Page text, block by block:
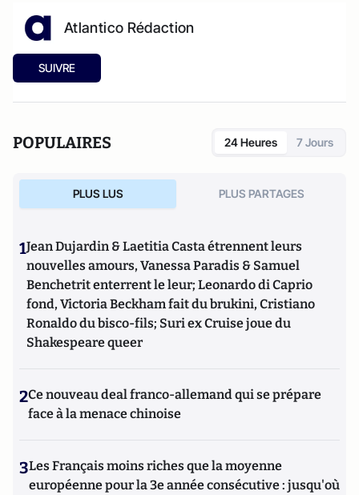
Atlantico Rédaction
SUIVRE
POPULAIRES 24 Heures 7 Jours
PLUS LUS PLUS PARTAGES
1Jean Dujardin & Laetitia Casta étrennent leurs
nouvelles amours, Vanessa Paradis & Samuel
Benchetrit enterrent le leur; Leonardo di Caprio
fond, Victoria Beckham fait du brukini, Cristiano
Ronaldo du bisco-fils; Suri ex Cruise joue du
Shakespeare queer
2Ce nouveau deal franco-allemand qui se prépare
face à la menace chinoise
3Les Français moins riches que la moyenne
européenne pour la 3e année consécutive : jusqu'où